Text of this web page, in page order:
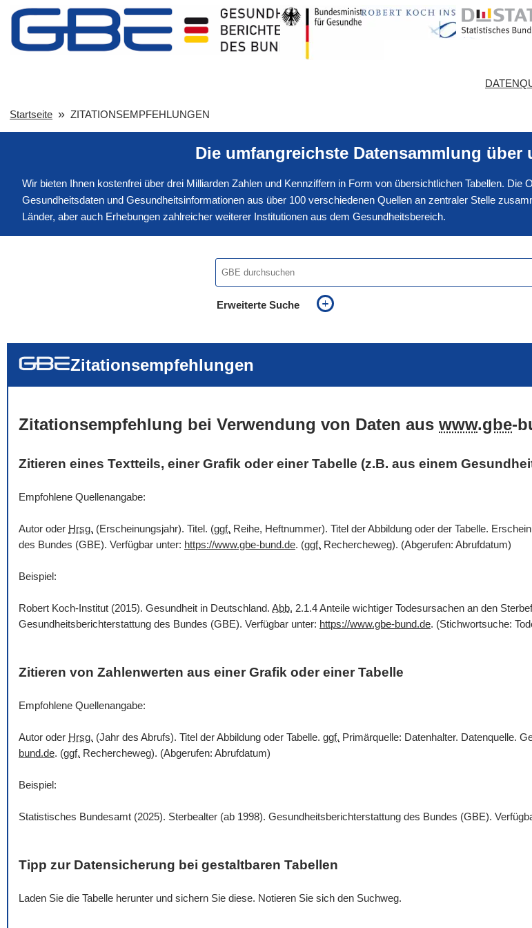
Startseite ZITATIONSEMPFEHLUNGEN
Die umfangreichste Datensammlung über
Wir bieten Ihnen kostenfrei über drei Milliarden Zahlen und Kennziffern in Form von übersichtlichen Tabellen.
Gesundheitsdaten und Gesundheitsinformationen aus über 100 verschiedenen Quellen an zentraler Stelle
Länder, aber auch Erhebungen zahlreicher weiterer Institutionen aus dem Gesundheitsbereich.
Erweiterte Suche
Zitationsempfehlungen
Zitationsempfehlung bei Verwendung von Daten aus www.gbe-
Zitieren eines Textteils, einer Grafik oder einer Tabelle (z.B. aus einem
Empfohlene Quellenangabe:
Autor oder Hrsg. (Erscheinungsjahr). Titel. (ggf. Reihe, Heftnummer). Titel der Abbildung oder der Tabelle.
des Bundes (GBE). Verfügbar unter: https://www.gbe-bund.de. (ggf. Rechercheweg). (Abgerufen: Abrufdatum)
Beispiel:
Robert Koch-Institut (2015). Gesundheit in Deutschland. Abb. 2.1.4 Anteile wichtiger Todesursachen an den
Gesundheitsberichterstattung des Bundes (GBE). Verfügbar unter: https://www.gbe-bund.de. (Stichwortsuche:
Zitieren von Zahlenwerten aus einer Grafik oder einer Tabelle
Empfohlene Quellenangabe:
Autor oder Hrsg. (Jahr des Abrufs). Titel der Abbildung oder Tabelle. ggf. Primärquelle: Datenhalter. Datenquelle.
bund.de. (ggf. Rechercheweg). (Abgerufen: Abrufdatum)
Beispiel:
Statistisches Bundesamt (2025). Sterbealter (ab 1998). Gesundheitsberichterstattung des Bundes (GBE).
Tipp zur Datensicherung bei gestaltbaren Tabellen
Laden Sie die Tabelle herunter und sichern Sie diese. Notieren Sie sich den Suchweg.